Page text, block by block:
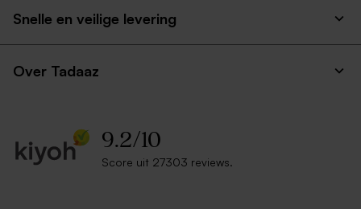
32-36
Extra
Snelle en veilige levering
Over Tadaaz
9.2/10
Score uit 27303 reviews.